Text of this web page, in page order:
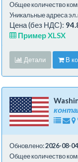
Общее количество
Уникальные адреса
Цена (без НДС):
Пример XLSX
Детали В
Обновлено:2026-08-04
Общее количество